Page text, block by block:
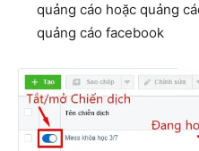
quảng cáo hoặc quảng
quảng cáo facebook